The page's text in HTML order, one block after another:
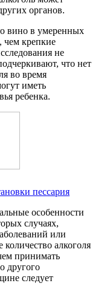
органов.
вино в умеренных
чем крепкие
не
что нет
во время
иметь
ребенка.
пессария
особенности
случаях,
или
алкоголя
принимать
другого
следует